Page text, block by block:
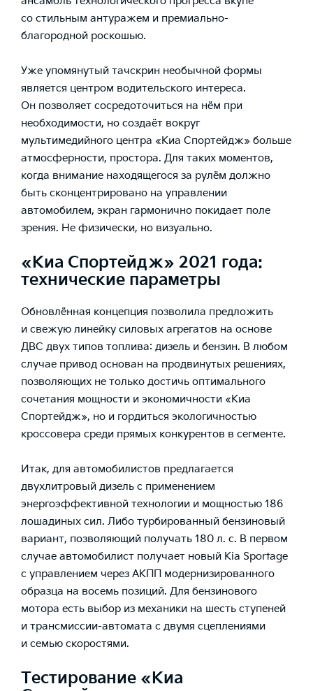
со стильным антуражем и премиально-
благородной роскошью.
Уже упомянутый тачскрин необычной формы
является центром водительского интереса.
Он позволяет сосредоточиться на нём при
необходимости, но создаёт вокруг
мультимедийного центра «Киа Спортейдж» больше
атмосферности, простора. Для таких моментов,
когда внимание находящегося за рулём должно
быть сконцентрировано на управлении
автомобилем, экран гармонично покидает поле
зрения. Не физически, но визуально.
«Киа Спортейдж» 2021 года:
технические параметры
Обновлённая концепция позволила предложить
и свежую линейку силовых агрегатов на основе
ДВС двух типов топлива: дизель и бензин. В любом
случае привод основан на продвинутых решениях,
позволяющих не только достичь оптимального
сочетания мощности и экономичности «Киа
Спортейдж», но и гордиться экологичностью
кроссовера среди прямых конкурентов в сегменте.
Итак, для автомобилистов предлагается
двухлитровый дизель с применением
энергоэффективной технологии и мощностью 186
лошадиных сил. Либо турбированный бензиновый
вариант, позволяющий получать 180 л. с. В первом
случае автомобилист получает новый Kia Sportage
с управлением через АКПП модернизированного
образца на восемь позиций. Для бензинового
мотора есть выбор из механики на шесть ступеней
и трансмиссии-автомата с двумя сцеплениями
и семью скоростями.
Тестирование «Киа